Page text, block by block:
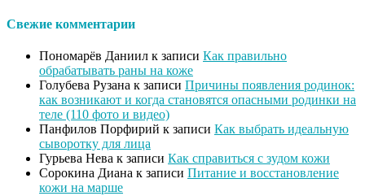
Свежие комментарии
Пономарёв Даниил к записи Как правильно
обрабатывать раны на коже
Голубева Рузана к записи Причины появления родинок:
как возникают и когда становятся опасными родинки на
теле (110 фото и видео)
Панфилов Порфирий к записи Как выбрать идеальную
сыворотку для лица
Гурьева Нева к записи Как справиться с зудом кожи
Сорокина Диана к записи Питание и восстановление
кожи на марше